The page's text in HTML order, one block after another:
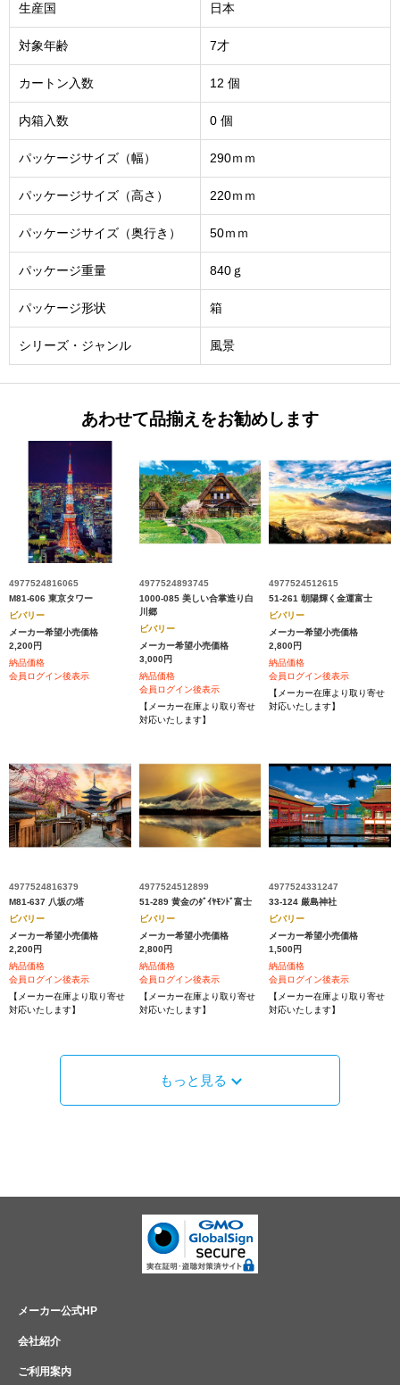
生産国 日本
対象年齢 7才
カートン入数 12 個
内箱入数 0 個
パッケージサイズ（幅） 290ｍｍ
パッケージサイズ（高さ） 220ｍｍ
パッケージサイズ（奥行き） 50ｍｍ
パッケージ重量 840ｇ
パッケージ形状 箱
シリーズ・ジャンル 風景
あわせて品揃えをお勧めします
4977524816065
M81-606 東京タワー
ビバリー
メーカー希望小売価格
2,200円
納品価格
会員ログイン後表示
4977524893745
1000-085 美しい合掌造り白
川郷
ビバリー
メーカー希望小売価格
3,000円
納品価格
会員ログイン後表示
【メーカー在庫より取り寄せ
対応いたします】
4977524512615
51-261 朝陽輝く金運富士
ビバリー
メーカー希望小売価格
2,800円
納品価格
会員ログイン後表示
【メーカー在庫より取り寄せ
対応いたします】
4977524816379
M81-637 八坂の塔
ビバリー
メーカー希望小売価格
2,200円
納品価格
会員ログイン後表示
【メーカー在庫より取り寄せ
対応いたします】
4977524512899
51-289 黄金のﾀﾞｲﾔﾓﾝﾄﾞ富士
ビバリー
メーカー希望小売価格
2,800円
納品価格
会員ログイン後表示
【メーカー在庫より取り寄せ
対応いたします】
4977524331247
33-124 厳島神社
ビバリー
メーカー希望小売価格
1,500円
納品価格
会員ログイン後表示
【メーカー在庫より取り寄せ
対応いたします】
もっと見る
メーカー公式HP
会社紹介
ご利用案内